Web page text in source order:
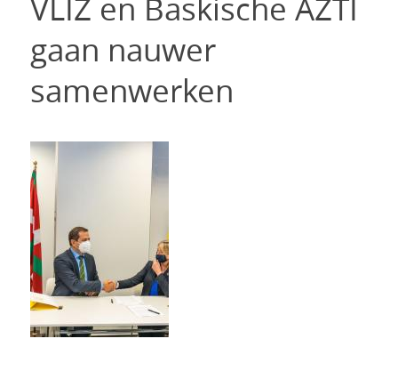
VLIZ en Baskische AZTI
gaan nauwer
samenwerken